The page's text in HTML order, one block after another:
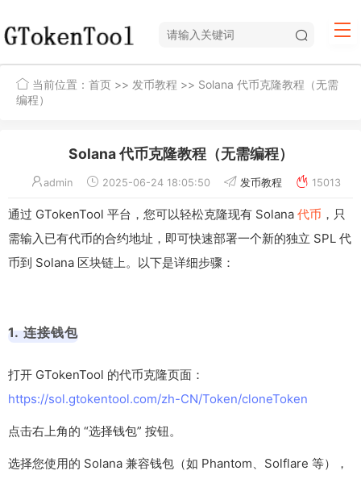
当前位置： 首页 >> 发币教程 >> Solana 代币克隆教程（无需
编程）
Solana 代币克隆教程（无需编程）
admin 2025-06-24 18:05:50 发币教程 15013
通过 GTokenTool 平台，您可以轻松克隆现有 Solana 代币 ，只
需输入已有代币的合约地址，即可快速部署一个新的独立 SPL 代
币到 Solana 区块链上。以下是详细步骤：
1. 连接钱包
打开 GTokenTool 的代币克隆页面：
https://sol.gtokentool.com/zh-CN/Token/cloneToken
点击右上角的 “选择钱包” 按钮。
选择您使用的 Solana 兼容钱包（如 Phantom、Solflare 等），